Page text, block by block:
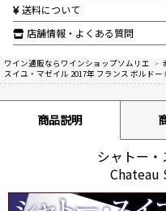
送料について
店舗情報・よくある質問
ワイン通販ならワインショップソムリエ >
スイユ・マゼイル 2017年 フランス ボルド
商品説明
シャトー
Chateau